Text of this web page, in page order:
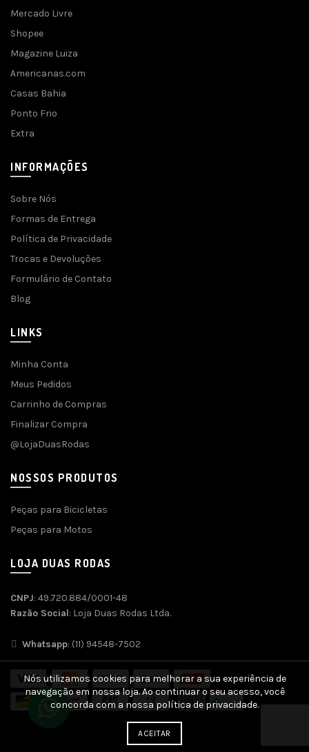
Mercado Livre
Shopee
Magazine Luiza
Americanas.com
Casas Bahia
Ponto Frio
Extra
INFORMAÇÕES
Sobre Nós
Formas de Entrega
Política de Privacidade
Trocas e Devoluções
Formulário de Contato
Blog
LINKS
Minha Conta
Meus Pedidos
Carrinho de Compras
Finalizar Compra
@LojaDuasRodas
NOSSOS PRODUTOS
Peças para Bicicletas
Peças para Motos
LOJA DUAS RODAS
CNPJ: 49.720.884/0001-48
Razão Social: Loja Duas Rodas Ltda.
Whatsapp: (11) 94548-7502
Nós utilizamos cookies para melhorar a sua experiência de
navegação em nossa loja. Ao continuar o seu acesso, você
concorda com a nossa política de privacidade.
ACEITAR